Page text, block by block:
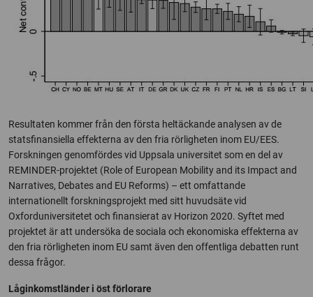
Resultaten kommer från den första heltäckande analysen av de
statsfinansiella effekterna av den fria rörligheten inom EU/EES.
Forskningen genomfördes vid Uppsala universitet som en del av
REMINDER-projektet (Role of European Mobility and its Impact and
Narratives, Debates and EU Reforms) – ett omfattande
internationellt forskningsprojekt med sitt huvudsäte vid
Oxforduniversitetet och finansierat av Horizon 2020. Syftet med
projektet är att undersöka de sociala och ekonomiska effekterna av
den fria rörligheten inom EU samt även den offentliga debatten runt
dessa frågor.
Låginkomstländer i öst förlorare